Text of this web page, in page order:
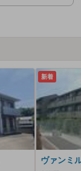
新着
ヴァンミ